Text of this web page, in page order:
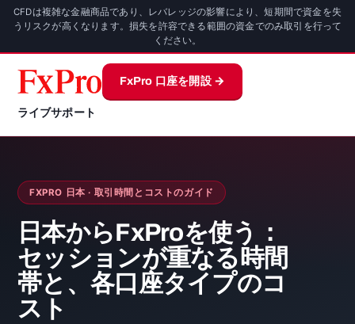
CFDは複雑な金融商品であり、レバレッジの影響により、短期間で資金を失
うリスクが高くなります。損失を許容できる範囲の資金でのみ取引を行って
ください。
ライブサポート
FxPro 口座を開設 →
FXPRO 日本 · 取引時間とコストのガイド
日本からFxProを使う：
セッションが重なる時間
帯と、各口座タイプのコ
スト